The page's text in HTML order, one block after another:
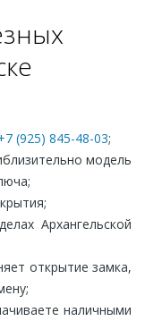
(925) 845-48-03;
модель
Архангельской
открытие замка,
наличными